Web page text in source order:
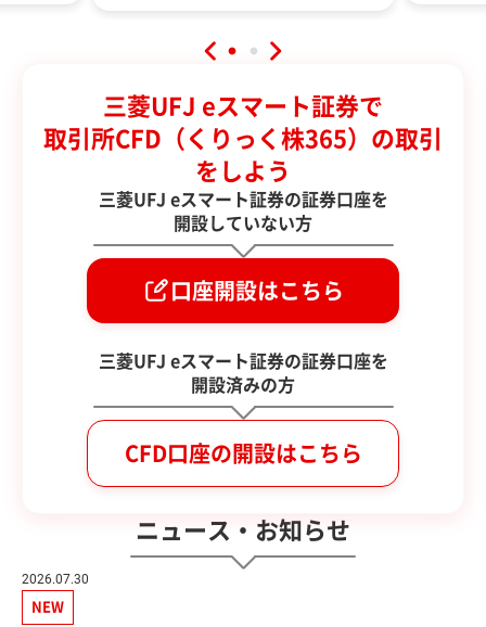
三菱UFJ eスマート証券で
取引所CFD（くりっく株365）の取引
をしよう
三菱UFJ eスマート証券の証券口座を
開設していない方
口座開設はこちら
三菱UFJ eスマート証券の証券口座を
開設済みの方
CFD口座の開設はこちら
ニュース・お知らせ
2026.07.30
NEW